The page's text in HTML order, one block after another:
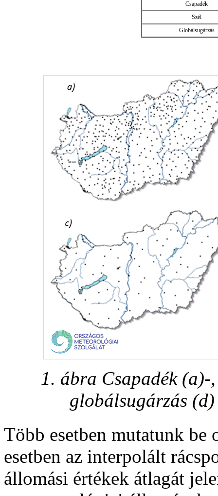
Csapadék
Szél
Globálsugárzás
1. ábra Csapadék (a)-
globálsugárzás
Több esetben mutatunk be
esetben az interpolált
állomási értékek átlagát